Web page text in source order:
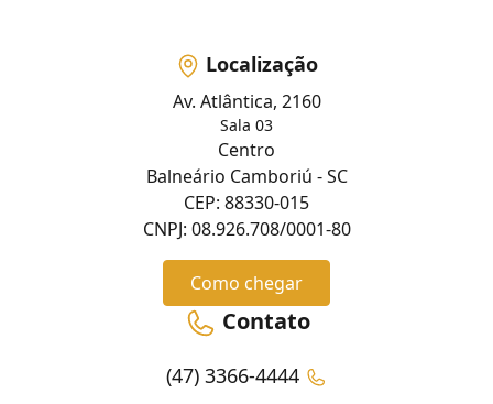
Localização
Av. Atlântica, 2160
Sala 03
Centro
Balneário Camboriú - SC
CEP: 88330-015
CNPJ: 08.926.708/0001-80
Como chegar
Contato
(47) 3366-4444